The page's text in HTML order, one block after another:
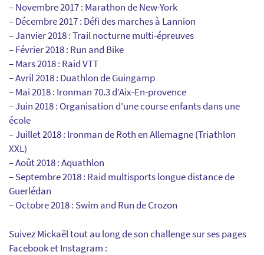
– Novembre 2017 : Marathon de New-York
– Décembre 2017 : Défi des marches à Lannion
– Janvier 2018 : Trail nocturne multi-épreuves
– Février 2018 : Run and Bike
– Mars 2018 : Raid VTT
– Avril 2018 : Duathlon de Guingamp
– Mai 2018 : Ironman 70.3 d’Aix-En-provence
– Juin 2018 : Organisation d’une course enfants dans une
école
– Juillet 2018 : Ironman de Roth en Allemagne (Triathlon
XXL)
– Août 2018 : Aquathlon
– Septembre 2018 : Raid multisports longue distance de
Guerlédan
– Octobre 2018 : Swim and Run de Crozon
Suivez Mickaël tout au long de son challenge sur ses pages
Facebook et Instagram :